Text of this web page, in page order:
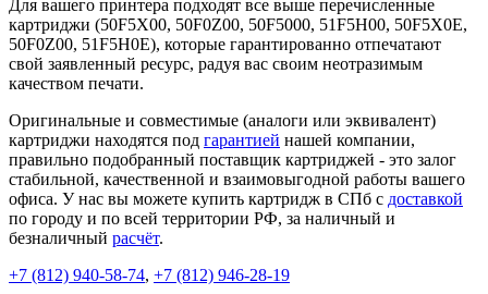
Для вашего принтера подходят все выше перечисленные
картриджи (50F5X00, 50F0Z00, 50F5000, 51F5H00, 50F5X0E,
50F0Z00, 51F5H0E), которые гарантированно отпечатают
свой заявленный ресурс, радуя вас своим неотразимым
качеством печати.
Оригинальные и совместимые (аналоги или эквивалент)
картриджи находятся под гарантией нашей компании,
правильно подобранный поставщик картриджей - это залог
стабильной, качественной и взаимовыгодной работы вашего
офиса. У нас вы можете купить картридж в СПб с доставкой
по городу и по всей территории РФ, за наличный и
безналичный расчёт.
+7 (812) 940-58-74, +7 (812) 946-28-19